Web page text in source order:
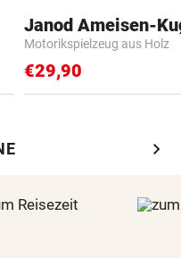
Janod Ameisen-
Motorikspielzeug aus Holz
€29,90
chevron_right